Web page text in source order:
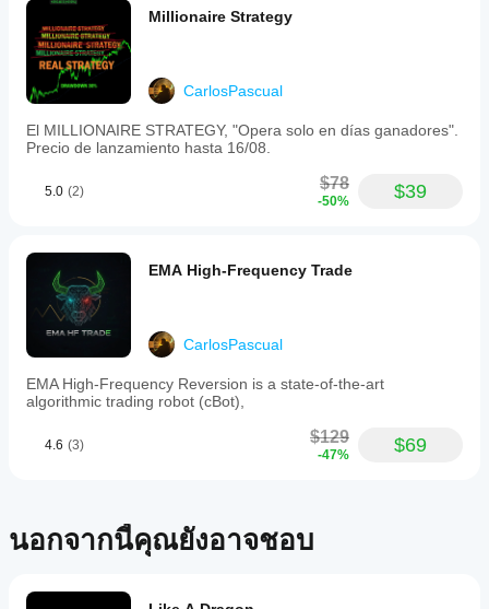
Millionaire Strategy
CarlosPascual
El MILLIONAIRE STRATEGY, "Opera solo en días ganadores".
Precio de lanzamiento hasta 16/08.
5.0 (2) $78
-50% $39
EMA High-Frequency Trade
CarlosPascual
EMA High-Frequency Reversion is a state-of-the-art
algorithmic trading robot (cBot),
4.6 (3) $129
-47% $69
นอกจากนี้คุณยังอาจชอบ